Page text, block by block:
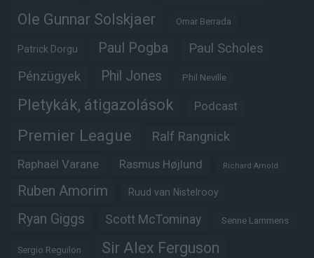
Ole Gunnar Solskjaer Omar Berrada
Patrick Dorgu Paul Pogba Paul Scholes
Pénzügyek Phil Jones Phil Neville
Pletykák, átigazolások Podcast
Premier League Ralf Rangnick
Raphaël Varane Rasmus Højlund Richard Arnold
Ruben Amorim Ruud van Nistelrooy
Ryan Giggs Scott McTominay Senne Lammens
Sergio Reguilon Sir Alex Ferguson